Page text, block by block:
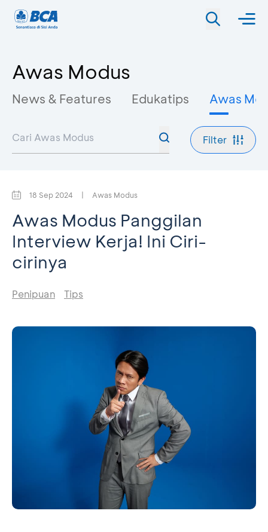
Awas Modus
News & Features Edukatips Awas
Filter
18 Sep 2024 | Awas Modus
Awas Modus Panggilan
Interview Kerja! Ini Ciri-
cirinya
Penipuan Tips